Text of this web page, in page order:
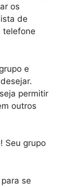
os
de
telefone
e
permitir
outros
Seu grupo
se